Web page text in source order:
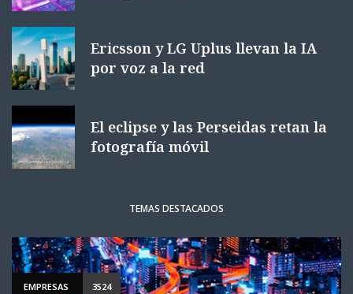
Ericsson y LG Uplus llevan la IA
por voz a la red
El eclipse y las Perseidas retan la
fotografía móvil
TEMAS DESTACADOS
EMPRESAS 3524